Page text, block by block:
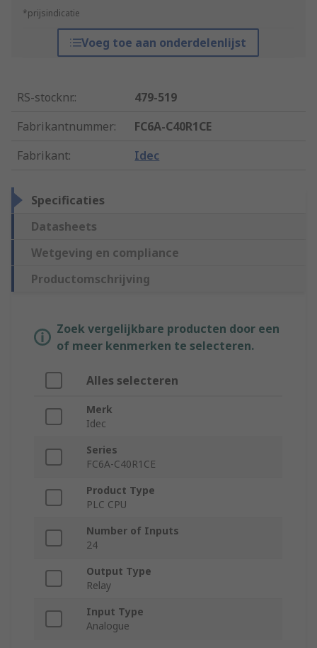
*prijsindicatie
Voeg toe aan onderdelenlijst
RS-stocknr.:
479-519
Fabrikantnummer:
FC6A-C40R1CE
Fabrikant: Idec
Specificaties
Datasheets
Wetgeving en compliance
Productomschrijving
Zoek vergelijkbare producten door een
of meer kenmerken te selecteren.
Alles selecteren
Merk
Idec
Series
FC6A-C40R1CE
Product Type
PLC CPU
Number of Inputs
24
Output Type
Relay
Input Type
Analogue